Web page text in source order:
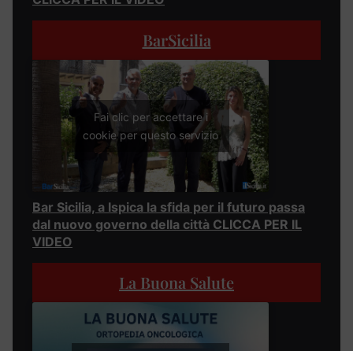
BarSicilia
Fai clic per accettare i
cookie per questo servizio
Bar Sicilia, a Ispica la sfida per il futuro passa
dal nuovo governo della città CLICCA PER IL
VIDEO
La Buona Salute